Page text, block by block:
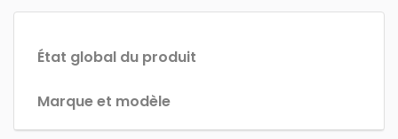
État global du produit
Marque et modèle